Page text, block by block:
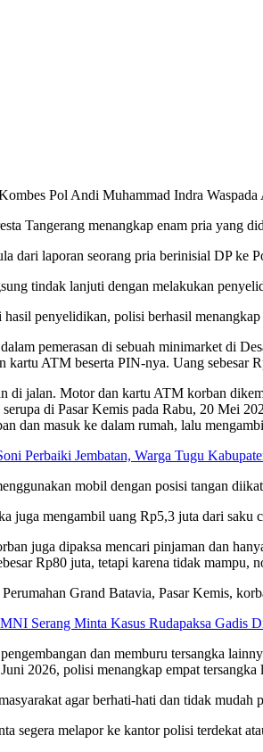
Pol Andi Muhammad Indra
Tangerang menangkap enam pria yang
dari laporan seorang pria berinisial DP ke
tindak lanjuti dengan melakukan
hasil penyelidikan, polisi berhasil
pemerasan di sebuah minimarket di
kartu ATM beserta PIN-nya. Uang sebesar
di jalan. Motor dan kartu ATM korban
di Pasar Kemis pada Rabu, 20 Mei
dan masuk ke dalam rumah, lalu
Perbaiki Jembatan, Warga Tugu
mobil dengan posisi tangan
juga mengambil uang Rp5,3 juta dari saku
juga dipaksa mencari pinjaman dan
Rp80 juta, tetapi karena tidak mampu,
Grand Batavia, Pasar Kemis,
Serang Minta Kasus Rudapaksa Gadis
dan memburu tersangka
2026, polisi menangkap empat
agar berhati-hati dan tidak mudah
segera melapor ke kantor polisi terdekat